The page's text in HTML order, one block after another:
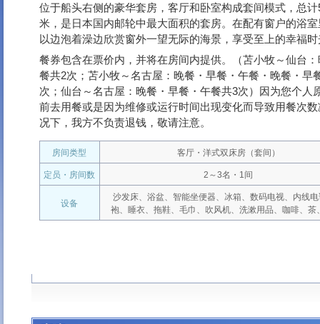
位于船头右侧的豪华套房，客厅和卧室构成套间模式，总计
米，是日本国内邮轮中最大面积的套房。在配有窗户的浴
以边泡着澡边欣赏窗外一望无际的海景，享受至上的幸福时
餐券包含在票价内，并将在房间内提供。（苫小牧～仙台
餐共2次；苫小牧～名古屋：晚餐・早餐・午餐・晚餐・早
次；仙台～名古屋：晚餐・早餐・午餐共3次）因为您个人
前去用餐或是因为维修或运行时间出现变化而导致用餐次
况下，我方不负责退钱，敬请注意。
房间类型 客厅・洋式双床房（套间）
定员・房间数 2～3名・1间
设备
沙发床、浴盆、智能坐便器、冰箱、数码电视、内线
袍、睡衣、拖鞋、毛巾、吹风机、洗漱用品、咖啡、茶